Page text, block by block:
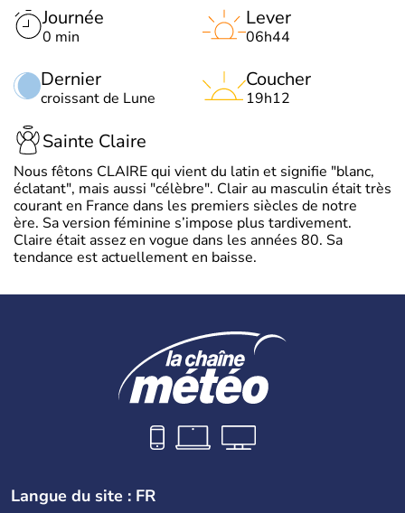
Journée
0 min
Dernier
croissant de Lune
Lever
06h44
Coucher
19h12
Sainte Claire
Nous fêtons CLAIRE qui vient du latin et signifie "blanc,
éclatant", mais aussi "célèbre". Clair au masculin était très
courant en France dans les premiers siècles de notre
ère. Sa version féminine s’impose plus tardivement.
Claire était assez en vogue dans les années 80. Sa
tendance est actuellement en baisse.
Langue du site : FR